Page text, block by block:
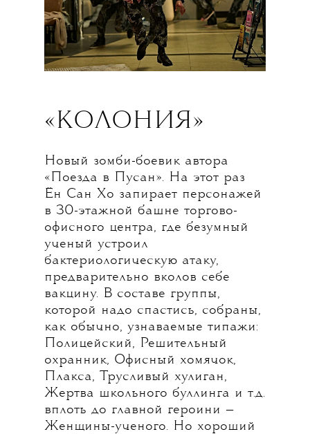
«КОЛОНИЯ»
Новый зомби-боевик автора
«Поезда в Пусан». На этот раз
Ён Сан Хо запирает персонажей
в 30-этажной башне торгово-
офисного центра, где безумный
ученый устроил
бактериологическую атаку,
предварительно вколов себе
вакцину. В составе группы,
которой надо спастись, собраны,
как обычно, узнаваемые типажи:
Полицейский, Решительный
охранник, Офисный хомячок,
Плакса, Трусливый хулиган,
Жертва школьного буллинга и т.д.
вплоть до главной героини —
Женщины-ученого. Но хороший